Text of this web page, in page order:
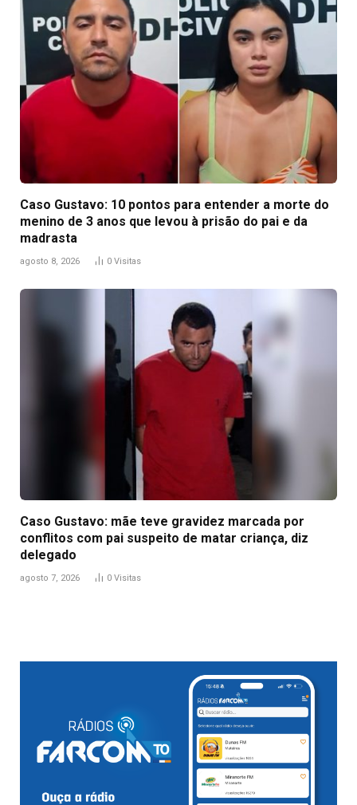
Caso Gustavo: 10 pontos para entender a morte do
menino de 3 anos que levou à prisão do pai e da
madrasta
agosto 8, 2026 0 Visitas
Caso Gustavo: mãe teve gravidez marcada por
conflitos com pai suspeito de matar criança, diz
delegado
agosto 7, 2026 0 Visitas